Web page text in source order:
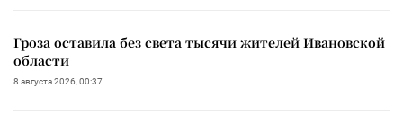
Гроза оставила без света тысячи жителей Ивановской
области
8 августа 2026, 00:37